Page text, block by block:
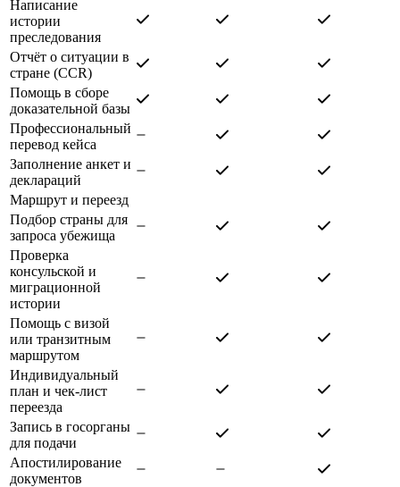
Написание
истории
преследования
Отчёт о ситуации в
стране (CCR)
Помощь в сборе
доказательной базы
Профессиональный
перевод кейса
Заполнение анкет и
деклараций
Маршрут и переезд
Подбор страны для
запроса убежища
Проверка
консульской и
миграционной
истории
Помощь с визой
или транзитным
маршрутом
Индивидуальный
план и чек-лист
переезда
Запись в госорганы
для подачи
Апостилирование
документов